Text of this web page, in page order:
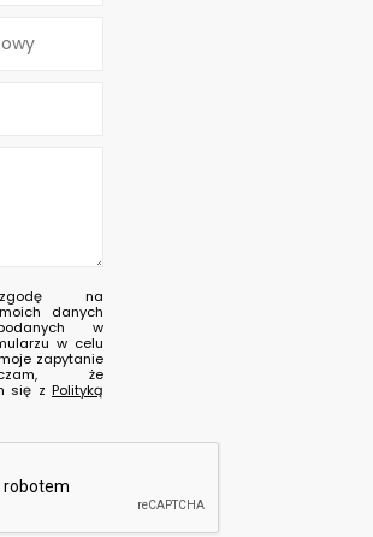
na
danych
w
w celu
zapytanie
że
się z Polityką